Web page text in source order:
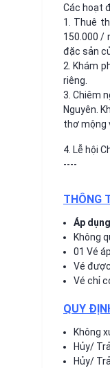
Các hoạt
1. Thuê
150.000 /
đặc sản
2. Khám
riêng.
3. Chiêm
Nguyên.
thơ mộng
4. Lễ hội
----
THÔNG
Áp
Không
01 Vé
Vé
Vé chỉ
QUY
Không
Hủy/
Hủy/